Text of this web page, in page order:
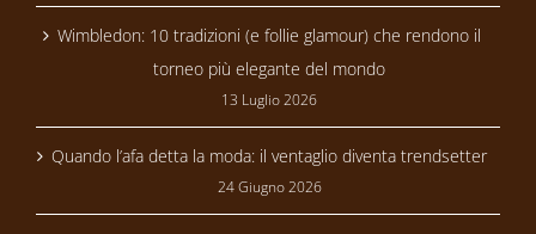
Wimbledon: 10 tradizioni (e follie glamour) che rendono il
torneo più elegante del mondo
13 Luglio 2026
Quando l’afa detta la moda: il ventaglio diventa trendsetter
24 Giugno 2026